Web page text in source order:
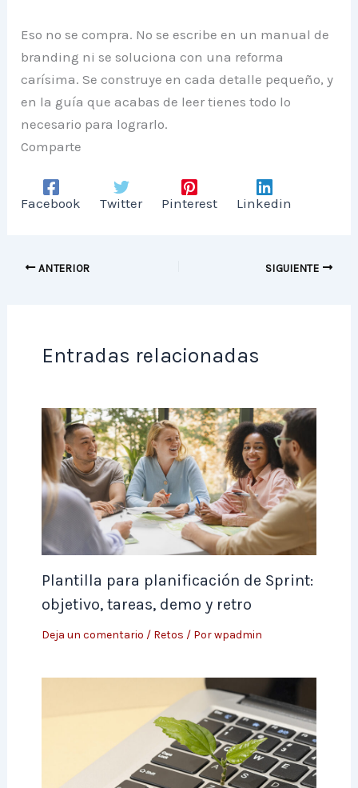
Eso no se compra. No se escribe en un manual de
branding ni se soluciona con una reforma
carísima. Se construye en cada detalle pequeño, y
en la guía que acabas de leer tienes todo lo
necesario para lograrlo.
Comparte
Facebook Twitter Pinterest Linkedin
ANTERIOR SIGUIENTE
Entradas relacionadas
Plantilla para planificación de Sprint:
objetivo, tareas, demo y retro
Deja un comentario / Retos / Porwpadmin